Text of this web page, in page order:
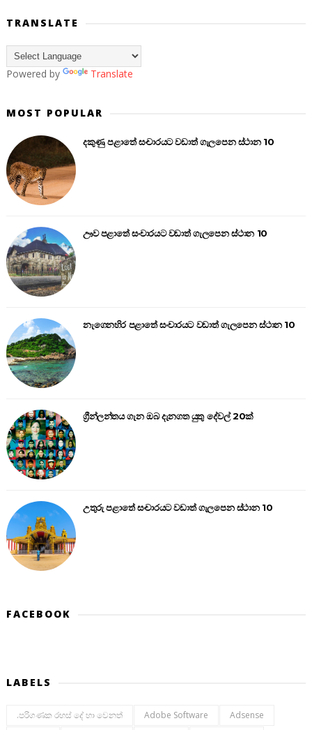
TRANSLATE
Powered by Translate
MOST POPULAR
දකුණු පළාතේ සංචාරයට වඩාත් ගැලපෙන ස්ථාන 10
ඌව පළාතේ සංචාරයට වඩාත් ගැලපෙන ස්ථාන 10
නැගෙනහිර පළාතේ සංචාරයට වඩාත් ගැලපෙන ස්ථාන 10
ග්‍රීන්ලන්තය ගැන ඔබ දැනගත යුතු දේවල් 20ක්
උතුරු පළාතේ සංචාරයට වඩාත් ගැලපෙන ස්ථාන 10
FACEBOOK
LABELS
.පරිගණක රහස් දේ හා වෙනත් Adobe Software
Adsense